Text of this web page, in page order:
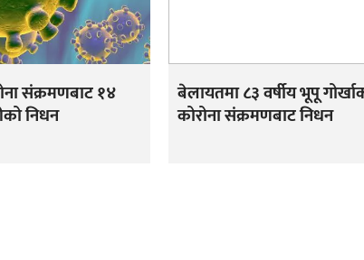
संक्रमणबाट १४
निधन
बेलायतमा ८३ वर्षीय भूपू
कोरोना संक्रमणबाट निधन